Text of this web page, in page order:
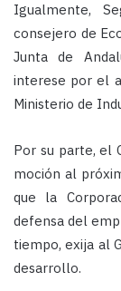
Igualmente,
consejero de
Junta de
interese por el
Ministerio de
Por su parte, el
moción al
que la
defensa del
tiempo, exija al
desarrollo.